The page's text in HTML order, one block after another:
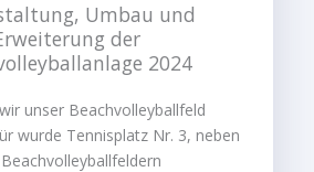
a
g
r
a
m
Umbau und
der
2024
unser Beachvolleyballfeld
wurde Tennisplatz Nr. 3, neben